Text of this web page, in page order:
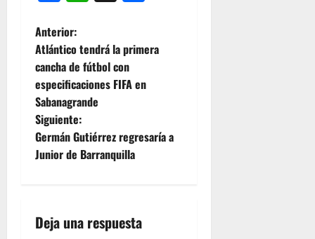
Anterior:
Atlántico tendrá la primera
cancha de fútbol con
especificaciones FIFA en
Sabanagrande
Siguiente:
Germán Gutiérrez regresaría a
Junior de Barranquilla
Deja una respuesta